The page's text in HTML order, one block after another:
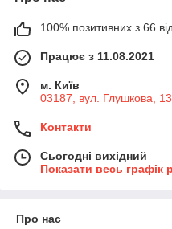
100% позитивних з 66
Працює з 11.08.2021
м. Київ
03187, вул. Глушкова,
Контакти
Сьогодні вихідний
Показати весь графік
Про нас